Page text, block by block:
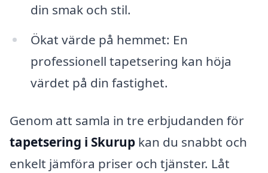
din smak och stil.
Ökat värde på hemmet: En
professionell tapetsering kan höja
värdet på din fastighet.
Genom att samla in tre erbjudanden för
tapetsering i Skurup kan du snabbt och
enkelt jämföra priser och tjänster. Låt